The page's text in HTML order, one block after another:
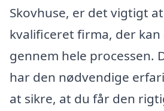
Skovhuse, er det vigtigt
kvalificeret firma, der kan
gennem hele processen.
har den nødvendige
at sikre, at du får den